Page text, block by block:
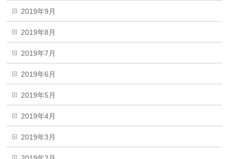
2019年9月
2019年8月
2019年7月
2019年6月
2019年5月
2019年4月
2019年3月